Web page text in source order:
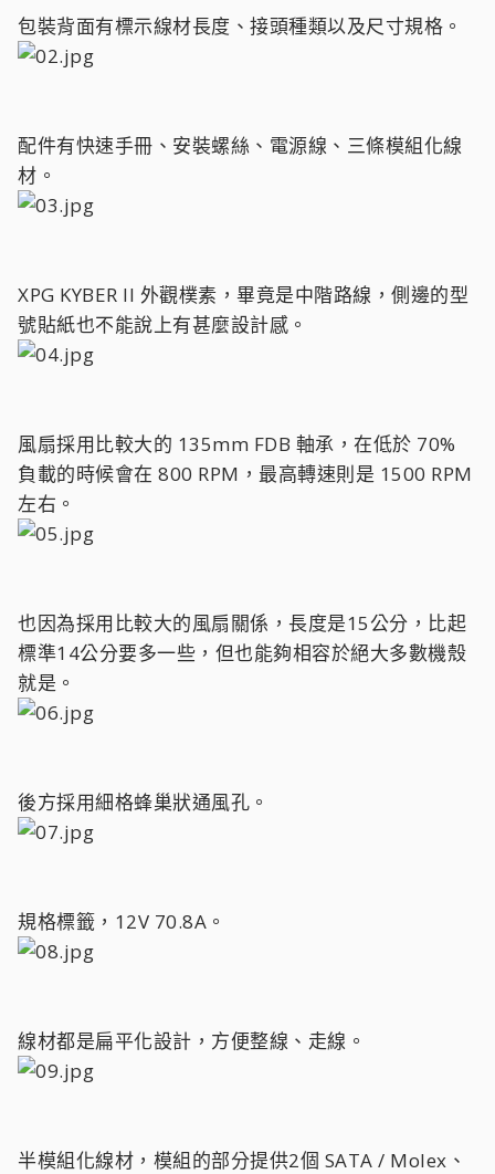
包裝背面有標示線材長度、接頭種類以及尺寸規格。
配件有快速手冊、安裝螺絲、電源線、三條模組化線
材。
XPG KYBER II 外觀樸素，畢竟是中階路線，側邊的型
號貼紙也不能說上有甚麼設計感。
風扇採用比較大的 135mm FDB 軸承，在低於 70%
負載的時候會在 800 RPM，最高轉速則是 1500 RPM
左右。
也因為採用比較大的風扇關係，長度是15公分，比起
標準14公分要多一些，但也能夠相容於絕大多數機殼
就是。
後方採用細格蜂巢狀通風孔。
規格標籤，12V 70.8A。
線材都是扁平化設計，方便整線、走線。
半模組化線材，模組的部分提供2個 SATA / Molex、